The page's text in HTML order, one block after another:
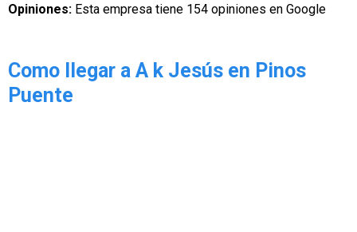
Opiniones: Esta empresa tiene 154 opiniones en Google
Como llegar a A k Jesús en Pinos
Puente